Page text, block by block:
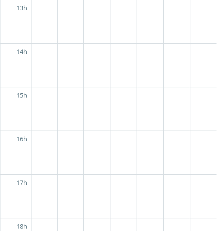
13h
14h
15h
16h
17h
18h